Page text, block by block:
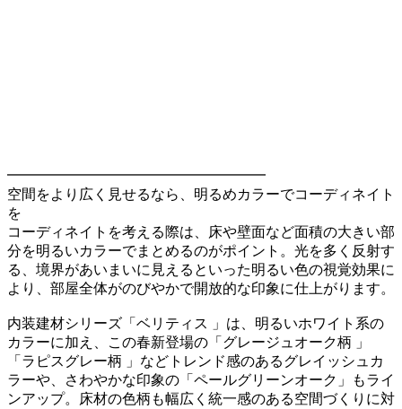
━━━━━━━━━━━━━━━━━━
空間をより広く見せるなら、明るめカラーでコーディネイト
を
コーディネイトを考える際は、床や壁面など面積の大きい部
分を明るいカラーでまとめるのがポイント。光を多く反射す
る、境界があいまいに見えるといった明るい色の視覚効果に
より、部屋全体がのびやかで開放的な印象に仕上がります。
内装建材シリーズ「ベリティス 」は、明るいホワイト系の
カラーに加え、この春新登場の「グレージュオーク柄 」
「ラピスグレー柄 」などトレンド感のあるグレイッシュカ
ラーや、さわやかな印象の「ペールグリーンオーク」もライ
ンアップ。床材の色柄も幅広く統一感のある空間づくりに対